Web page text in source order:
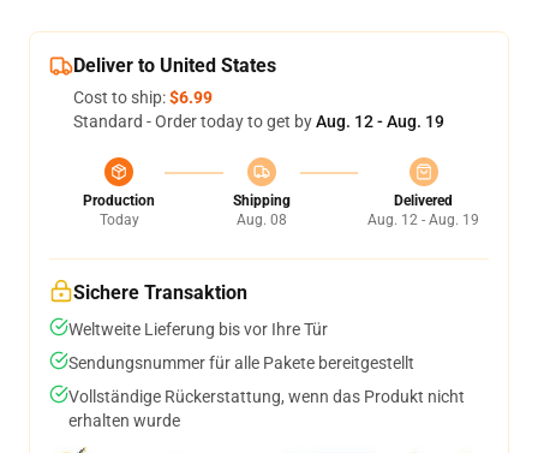
Deliver to United States
Cost to ship:$6.99
Standard - Order today to get byAug. 12 - Aug. 19
Production
Today
Shipping
Aug. 08
Delivered
Aug. 12 - Aug. 19
Sichere Transaktion
Weltweite Lieferung bis vor Ihre Tür
Sendungsnummer für alle Pakete bereitgestellt
Vollständige Rückerstattung, wenn das Produkt nicht
erhalten wurde